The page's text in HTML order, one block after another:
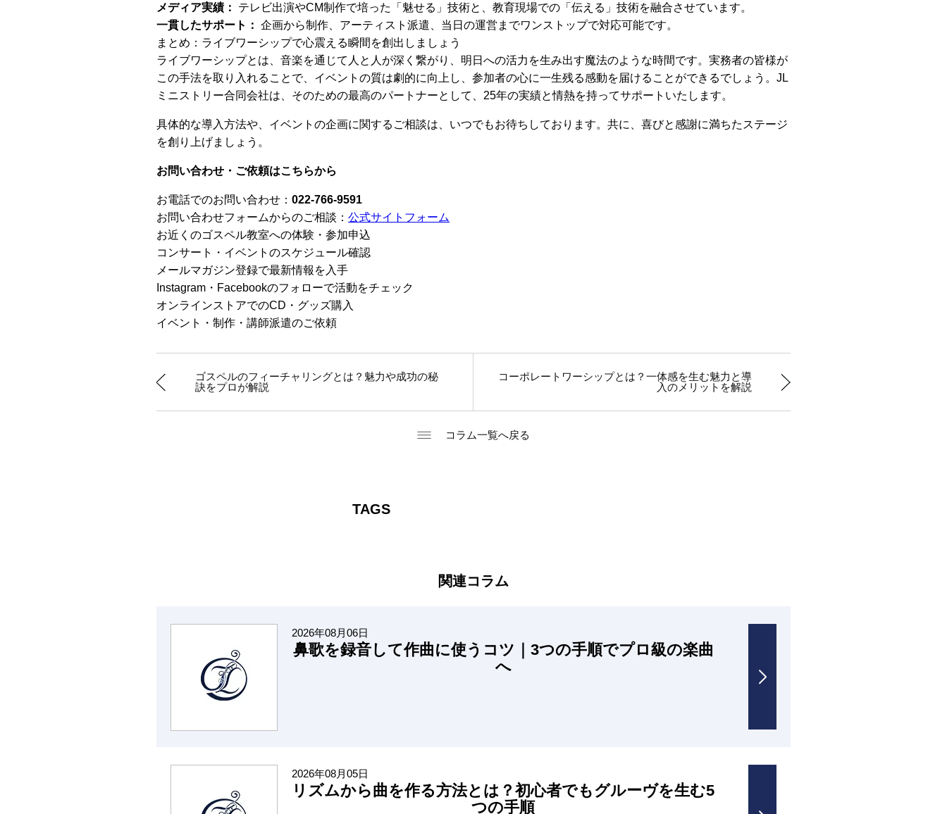
メディア実績：
テレビ出演やCM制作で培った「魅せる」技術と、教育現場での「伝える」技術を融合させています。
一貫したサポート： 企画から制作、アーティスト派遣、当日の運営までワンストップで対応可能です。
まとめ：ライブワーシップで心震える瞬間を創出しましょう
ライブワーシップとは、音楽を通じて人と人が深く繋がり、明日への活力を生み出す魔法のような時間です。実務者の皆様が
この手法を取り入れることで、イベントの質は劇的に向上し、参加者の心に一生残る感動を届けることができるでしょう。JL
ミニストリー合同会社は、そのための最高のパートナーとして、25年の実績と情熱を持ってサポートいたします。
具体的な導入方法や、イベントの企画に関するご相談は、いつでもお待ちしております。共に、喜びと感謝に満ちたステージ
を創り上げましょう。
お問い合わせ・ご依頼はこちらから
お電話でのお問い合わせ： 022-766-9591
お問い合わせフォームからのご相談： 公式サイトフォーム
お近くのゴスペル教室への体験・参加申込
コンサート・イベントのスケジュール確認
メールマガジン登録で最新情報を入手
Instagram・Facebookのフォローで活動をチェック
オンラインストアでのCD・グッズ購入
イベント・制作・講師派遣のご依頼
ゴスペルのフィーチャリングとは？魅力や成功の秘
訣をプロが解説
コーポレートワーシップとは？一体感を生む魅力と導
入のメリットを解説
コラム一覧へ戻る
TAGS
関連コラム
2026年08月06日
鼻歌を録音して作曲に使うコツ｜3つの手順でプロ級の楽曲
へ
2026年08月05日
リズムから曲を作る方法とは？初心者でもグルーヴを生む5
つの手順